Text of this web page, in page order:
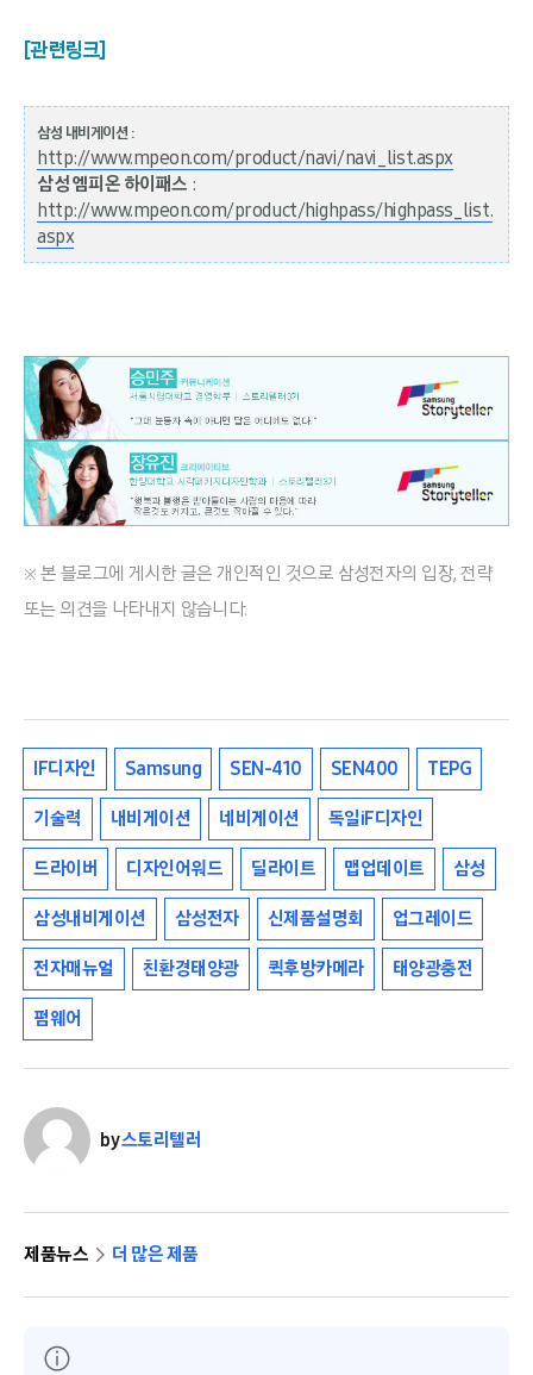
[관련링크]
삼성 내비게이션 :
http://www.mpeon.com/product/navi/navi_list.aspx
삼성 엠피온 하이패스 :
http://www.mpeon.com/product/highpass/highpass_list.
aspx
※ 본 블로그에 게시한 글은 개인적인 것으로 삼성전자의 입장, 전략
또는 의견을 나타내지 않습니다.
IF디자인 Samsung SEN-410 SEN400 TEPG
기술력 내비게이션 네비게이션 독일iF디자인
드라이버 디자인어워드 딜라이트 맵업데이트 삼성
삼성내비게이션 삼성전자 신제품설명회 업그레이드
전자매뉴얼 친환경태양광 퀵후방카메라 태양광충전
펌웨어
by스토리텔러
제품뉴스 더 많은 제품